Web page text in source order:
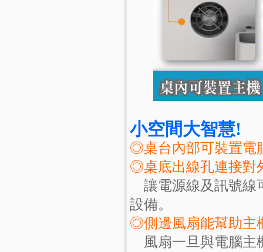
小空間大智慧!
◎桌台內部可裝置電
◎桌底出線孔連接對
讓電源線及訊號線
設備。
◎側邊風扇能幫助主
風扇一旦與電腦主